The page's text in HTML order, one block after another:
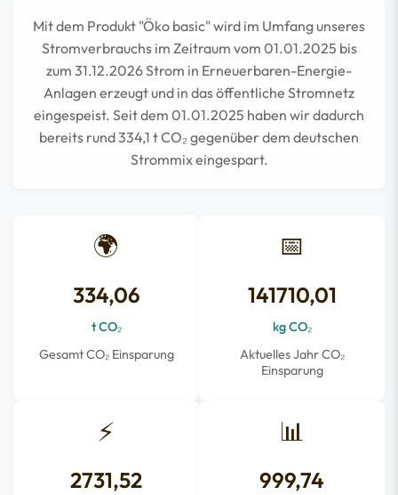
Mit dem Produkt "Öko basic" wird im Umfang unseres
Stromverbrauchs im Zeitraum vom 01.01.2025 bis
zum 31.12.2026 Strom in Erneuerbaren-Energie-
Anlagen erzeugt und in das öffentliche Stromnetz
eingespeist. Seit dem 01.01.2025 haben wir dadurch
bereits rund334,1 t CO₂ gegenüber dem deutschen
Strommix eingespart.
🌍
334,06
t CO₂
Gesamt CO₂ Einsparung
📅
141710,01
kg CO₂
Aktuelles Jahr CO₂
Einsparung
⚡
2731,52
📊
999,74